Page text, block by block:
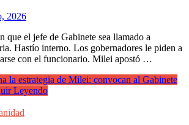
2026
que el jefe de Gabinete sea llamado a
Hastío interno. Los gobernadores le piden a
con el funcionario. Milei apostó …
la estrategia de Milei: convocan al Gabinete
Leyendo